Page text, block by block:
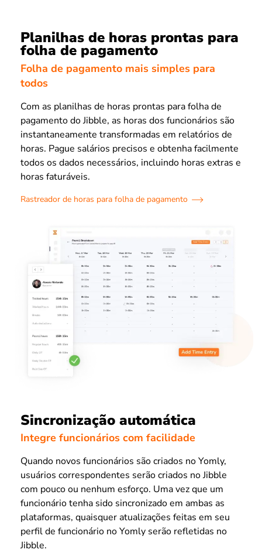
Planilhas de horas prontas para
folha de pagamento
Folha de pagamento mais simples para
todos
Com as planilhas de horas prontas para folha de
pagamento do Jibble, as horas dos funcionários são
instantaneamente transformadas em relatórios de
horas. Pague salários precisos e obtenha facilmente
todos os dados necessários, incluindo horas extras e
horas faturáveis.
Rastreador de horas para folha de pagamento
Sincronização automática
Integre funcionários com facilidade
Quando novos funcionários são criados no Yomly,
usuários correspondentes serão criados no Jibble
com pouco ou nenhum esforço. Uma vez que um
funcionário tenha sido sincronizado em ambas as
plataformas, quaisquer atualizações feitas em seu
perfil de funcionário no Yomly serão refletidas no
Jibble.